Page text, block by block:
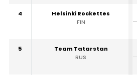
4
Helsinki Rockettes
FIN
5
Team Tatarstan
RUS